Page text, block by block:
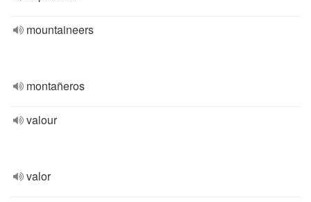
mountaineers
montañeros
valour
valor